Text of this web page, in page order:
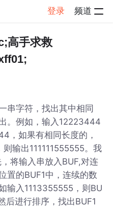
登录 频道
情
高手求救
串字符，找出其中相同
。例如，输入12223444
，如果有相同长度的，
输出111111555555。我
将输入串放入BUF,对连
置的BUF1中，连续的数
输入1113355555，则BU
后进行排序，找出BUF1